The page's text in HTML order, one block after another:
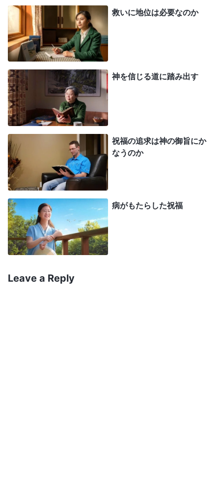
らゆる反応が見られます。それらの反応から、人が
いまそのような試練を必要としているのは明らかで
す。そうした艱難と精錬が必要なのです。神への信
仰において人が求めるのは将来の祝福を得ることで
あり、それが信仰における目標です。すべての人に
この意図と望みがありますが、人の本性にある堕落
は試練を通じて解決されなければなりません。人が
清められていない側面がどれであろうと、その側面
において精錬されなければなりません。それが神の
采配なのです。あなたが自分の堕落を認識できるよ
う、神はあなたのために環境を整え、そこでの精錬
をあなたに強います。最終的に、あなたは死んで企
みや欲望を諦め、神の支配と采配に服従したいと思
うまでになります。
」
「試練のさなかに神を満足させるには」より）
言葉は、私がそのとき置かれていた窮地の完全なる
ないと聞いた瞬間、私は消極性の穴に沈み、不満で
救いに地位は必要なのか
神を信じる道に踏み出す
祝福の追求は神の御旨にか
なうのか
病がもたらした祝福
Leave a Reply